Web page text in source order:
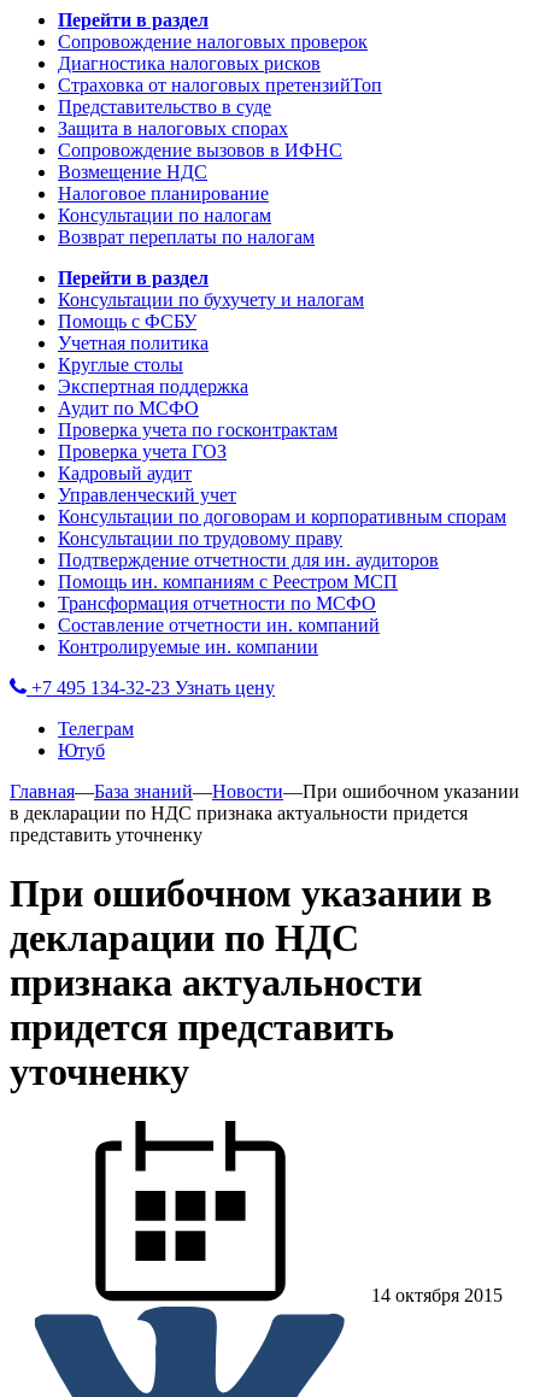
Перейти в раздел
Сопровождение налоговых проверок
Диагностика налоговых рисков
Страховка от налоговых претензийТоп
Представительство в суде
Защита в налоговых спорах
Сопровождение вызовов в ИФНС
Возмещение НДС
Налоговое планирование
Консультации по налогам
Возврат переплаты по налогам
Перейти в раздел
Консультации по бухучету и налогам
Помощь с ФСБУ
Учетная политика
Круглые столы
Экспертная поддержка
Аудит по МСФО
Проверка учета по госконтрактам
Проверка учета ГОЗ
Кадровый аудит
Управленческий учет
Консультации по договорам и корпоративным спорам
Консультации по трудовому праву
Подтверждение отчетности для ин. аудиторов
Помощь ин. компаниям с Реестром МСП
Трансформация отчетности по МСФО
Составление отчетности ин. компаний
Контролируемые ин. компании
+7 495 134-32-23 Узнать цену
Телеграм
Ютуб
Главная—База знаний—Новости—При ошибочном указании
в декларации по НДС признака актуальности придется
представить уточненку
При ошибочном указании в
декларации по НДС
признака актуальности
придется представить
уточненку
14 октября 2015